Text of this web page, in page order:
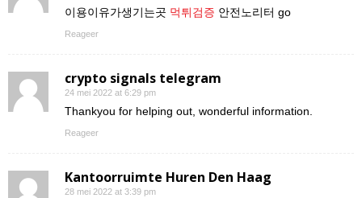
이용이유가생기는곳 먹튀검증 안전노리터 go
Reageer
crypto signals telegram
24 mei 2022 at 6:29 pm
Thankyou for helping out, wonderful information.
Reageer
Kantoorruimte Huren Den Haag
28 mei 2022 at 3:39 pm